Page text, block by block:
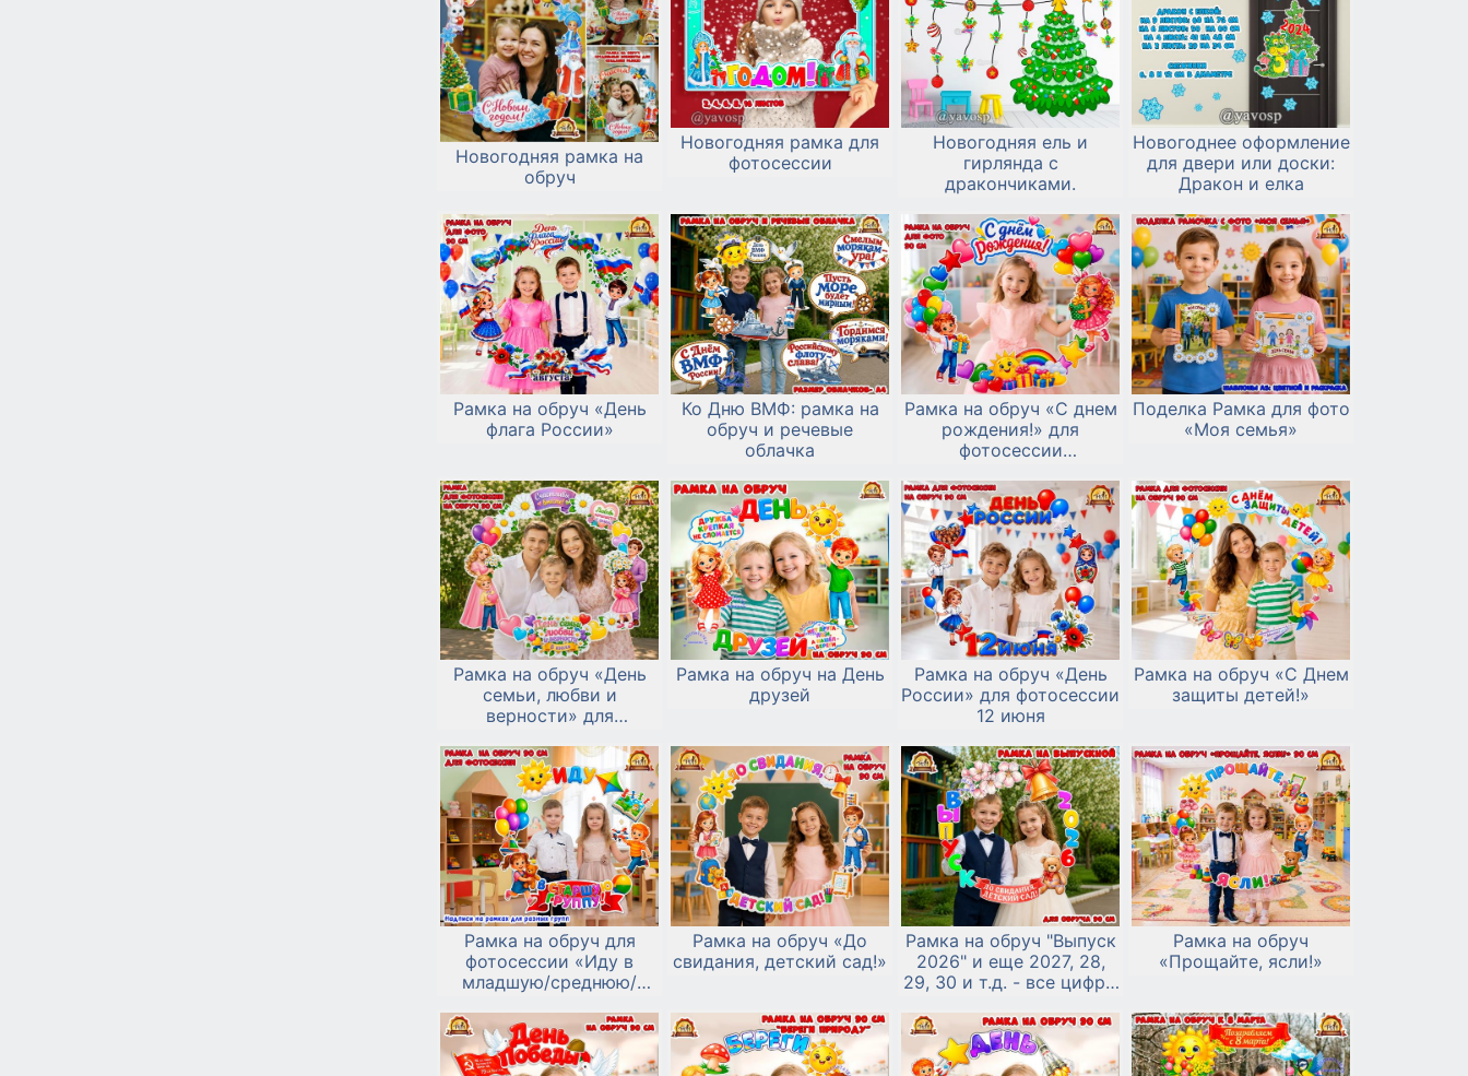
Новогодняя рамка на
обруч
Новогодняя рамка для
фотосессии
Новогодняя ель и
гирлянда с
дракончиками.
Новогоднее оформление
для двери или доски:
Дракон и елка
Рамка на обруч «День
флага России»
Ко Дню ВМФ: рамка на
обруч и речевые
облачка
Рамка на обруч «С днем
рождения!» для
фотосессии
Поделка Рамка для фото
«Моя семья»
Рамка на обруч «День
семьи, любви и
верности» для
Рамка на обруч на День
друзей
Рамка на обруч «День
России» для фотосессии
12 июня
Рамка на обруч «С Днем
защиты детей!»
Рамка на обруч для
фотосессии «Иду в
младшую/среднюю/
подготовительную к
школе группу»
Рамка на обруч «До
свидания, детский сад!»
Рамка на обруч "Выпуск
2026" и еще 2027, 28,
29, 30 и т.д. - все цифры
Рамка на обруч
«Прощайте, ясли!»